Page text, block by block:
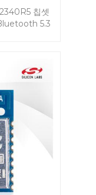
BM-칩셋
5.3
한 메모리는
산 추적, 의
를 위한 완
합니다. 경
모듈은 주류
다.